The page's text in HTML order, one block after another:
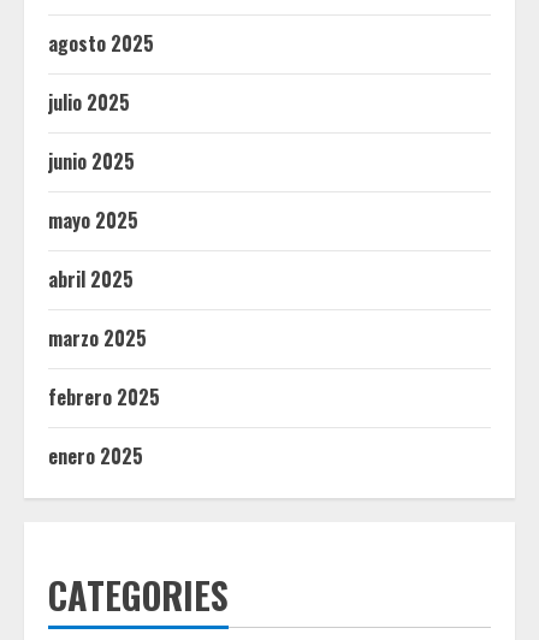
agosto 2025
julio 2025
junio 2025
mayo 2025
abril 2025
marzo 2025
febrero 2025
enero 2025
CATEGORIES